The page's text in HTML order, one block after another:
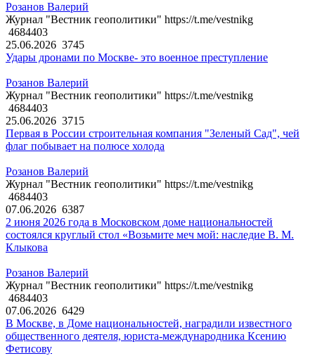
Розанов Валерий
Журнал "Вестник геополитики" https://t.me/vestnikg
4684403
25.06.2026 3745
Удары дронами по Москве- это военное преступление
Розанов Валерий
Журнал "Вестник геополитики" https://t.me/vestnikg
4684403
25.06.2026 3715
Первая в России строительная компания "Зеленый Сад", чей
флаг побывает на полюсе холода
Розанов Валерий
Журнал "Вестник геополитики" https://t.me/vestnikg
4684403
07.06.2026 6387
2 июня 2026 года в Московском доме национальностей
состоялся круглый стол «Возьмите меч мой: наследие В. М.
Клыкова
Розанов Валерий
Журнал "Вестник геополитики" https://t.me/vestnikg
4684403
07.06.2026 6429
В Москве, в Доме национальностей, наградили известного
общественного деятеля, юриста-международника Ксению
Фетисову